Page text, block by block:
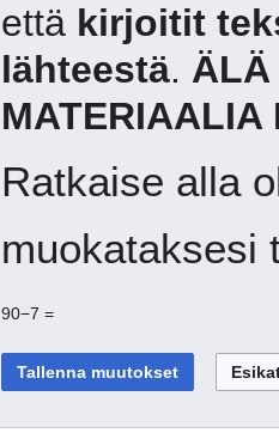
että kirjoitit
lähteestä. ÄLÄ
MATERIAALIA
Ratkaise alla
muokataksesi
90−7 =